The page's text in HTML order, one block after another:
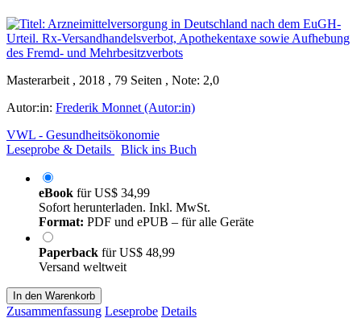
Masterarbeit , 2018 , 79 Seiten , Note: 2,0
Autor:in: Frederik Monnet (Autor:in)
VWL - Gesundheitsökonomie
Leseprobe & Details
Blick ins Buch
eBook fürUS$ 34,99
Sofort herunterladen. Inkl. MwSt.
Format: PDF und ePUB – für alle Geräte
Paperback fürUS$ 48,99
Versand weltweit
In den Warenkorb
Zusammenfassung Leseprobe Details